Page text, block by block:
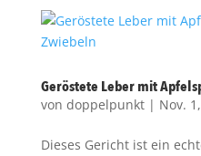
Geröstete Leber mit
von doppelpunkt| Nov.
Dieses Gericht ist ein